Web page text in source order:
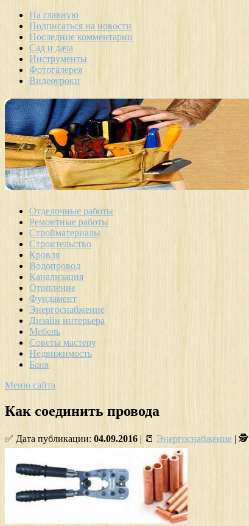
На главную
Подписаться на новости
Последние комментарии
Сад и дача
Инструменты
Фотогалерея
Видеоуроки
Отделочные работы
Ремонтные работы
Стройматериалы
Строительство
Кровля
Водопровод
Канализация
Отопление
Фундамент
Энергоснабжение
Дизайн интерьера
Мебель
Советы мастеру
Недвижимость
Баня
Меню сайта
Как соединить провода
✅ Дата публикации: 04.09.2016 | 📒 Энергоснабжение | 🕵